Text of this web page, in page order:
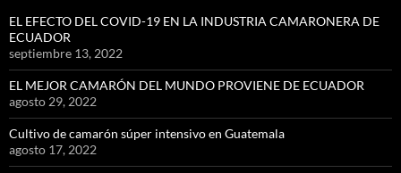
EL EFECTO DEL COVID-19 EN LA INDUSTRIA CAMARONERA DE
ECUADOR
septiembre 13, 2022
EL MEJOR CAMARÓN DEL MUNDO PROVIENE DE ECUADOR
agosto 29, 2022
Cultivo de camarón súper intensivo en Guatemala
agosto 17, 2022